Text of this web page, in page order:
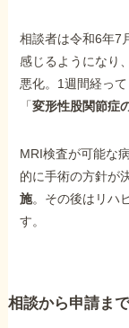
お客様から
サイトマップ
他社と何が違
相談者は令和6年7
感じるようになり
悪化。1週間経っ
「変形性股関節症
MRI検査が可能な
的に手術の方針が
施。その後はリハ
す。
相談から申請ま